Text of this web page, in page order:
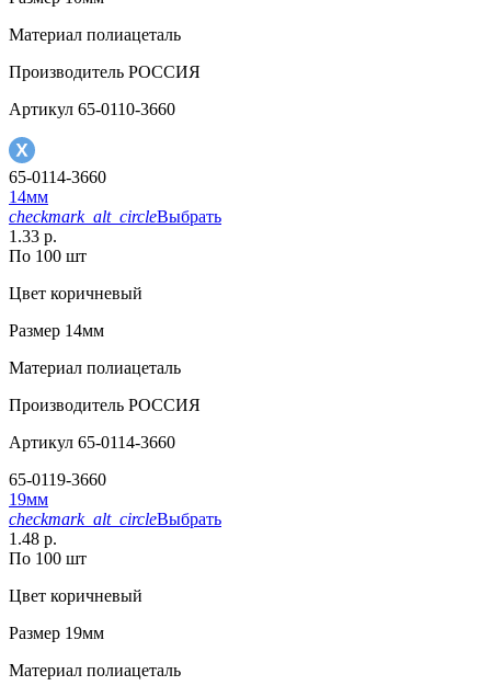
Материал полиацеталь
Производитель РОССИЯ
Артикул 65-0110-3660
65-0114-3660
14мм
checkmark_alt_circleВыбрать
1.33 р.
По 100 шт
Цвет коричневый
Размер 14мм
Материал полиацеталь
Производитель РОССИЯ
Артикул 65-0114-3660
65-0119-3660
19мм
checkmark_alt_circleВыбрать
1.48 р.
По 100 шт
Цвет коричневый
Размер 19мм
Материал полиацеталь